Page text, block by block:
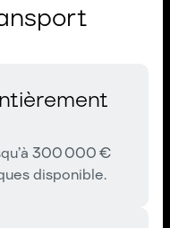
300 000 €
disponible.